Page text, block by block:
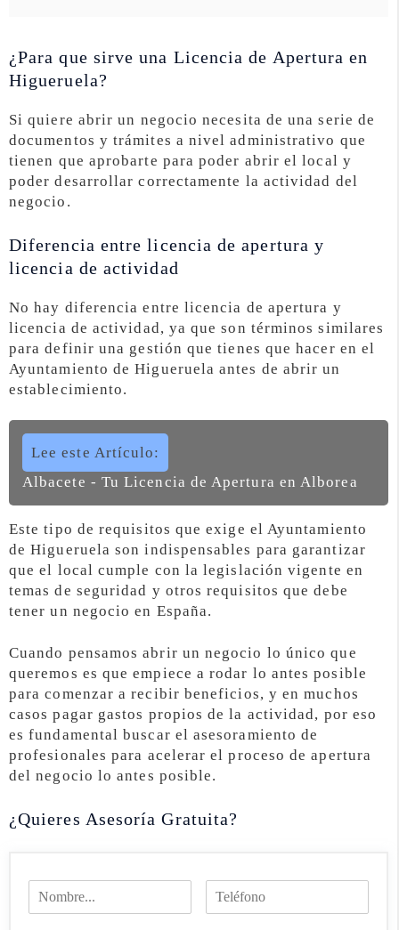
¿Para que sirve una Licencia de Apertura en
Higueruela?
Si quiere abrir un negocio necesita de una serie de
documentos y trámites a nivel administrativo que
tienen que aprobarte para poder abrir el local y
poder desarrollar correctamente la actividad del
negocio.
Diferencia entre licencia de apertura y
licencia de actividad
No hay diferencia entre licencia de apertura y
licencia de actividad, ya que son términos similares
para definir una gestión que tienes que hacer en el
Ayuntamiento de Higueruela antes de abrir un
establecimiento.
Lee este Artículo:
Albacete - Tu Licencia de Apertura en Alborea
Este tipo de requisitos que exige el Ayuntamiento
de Higueruela son indispensables para garantizar
que el local cumple con la legislación vigente en
temas de seguridad y otros requisitos que debe
tener un negocio en España.
Cuando pensamos abrir un negocio lo único que
queremos es que empiece a rodar lo antes posible
para comenzar a recibir beneficios, y en muchos
casos pagar gastos propios de la actividad, por eso
es fundamental buscar el asesoramiento de
profesionales para acelerar el proceso de apertura
del negocio lo antes posible.
¿Quieres Asesoría Gratuita?